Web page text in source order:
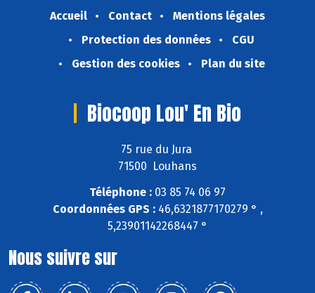
Accueil Contact
Mentions légales
Protection des données
CGU
Gestion des cookies
Plan du site
Biocoop Lou' En Bio
75 rue du Jura
71500 Louhans
Téléphone : 03 85 74 06 97
Coordonnées GPS :46,6321877170279 ° ,
5,23901142268447 °
Nous suivre sur